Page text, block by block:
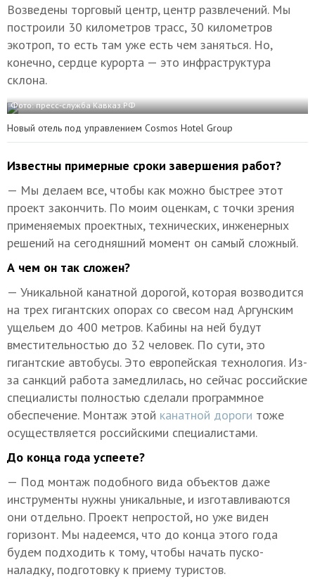
Возведены торговый центр, центр развлечений. Мы
построили 30 километров трасс, 30 километров
экотроп, то есть там уже есть чем заняться. Но,
конечно, сердце курорта — это инфраструктура
склона.
Фото: пресс-служба Кавказ.РФ
Новый отель под управлением Сosmos Hotel Group
Известны примерные сроки завершения работ?
— Мы делаем все, чтобы как можно быстрее этот
проект закончить. По моим оценкам, с точки зрения
применяемых проектных, технических, инженерных
решений на сегодняшний момент он самый сложный.
А чем он так сложен?
— Уникальной канатной дорогой, которая возводится
на трех гигантских опорах со свесом над Аргунским
ущельем до 400 метров. Кабины на ней будут
вместительностью до 32 человек. По сути, это
гигантские автобусы. Это европейская технология. Из-
за санкций работа замедлилась, но сейчас российские
специалисты полностью сделали программное
обеспечение. Монтаж этой канатной дороги тоже
осуществляется российскими специалистами.
До конца года успеете?
— Под монтаж подобного вида объектов даже
инструменты нужны уникальные, и изготавливаются
они отдельно. Проект непростой, но уже виден
горизонт. Мы надеемся, что до конца этого года
будем подходить к тому, чтобы начать пуско-
наладку, подготовку к приему туристов.